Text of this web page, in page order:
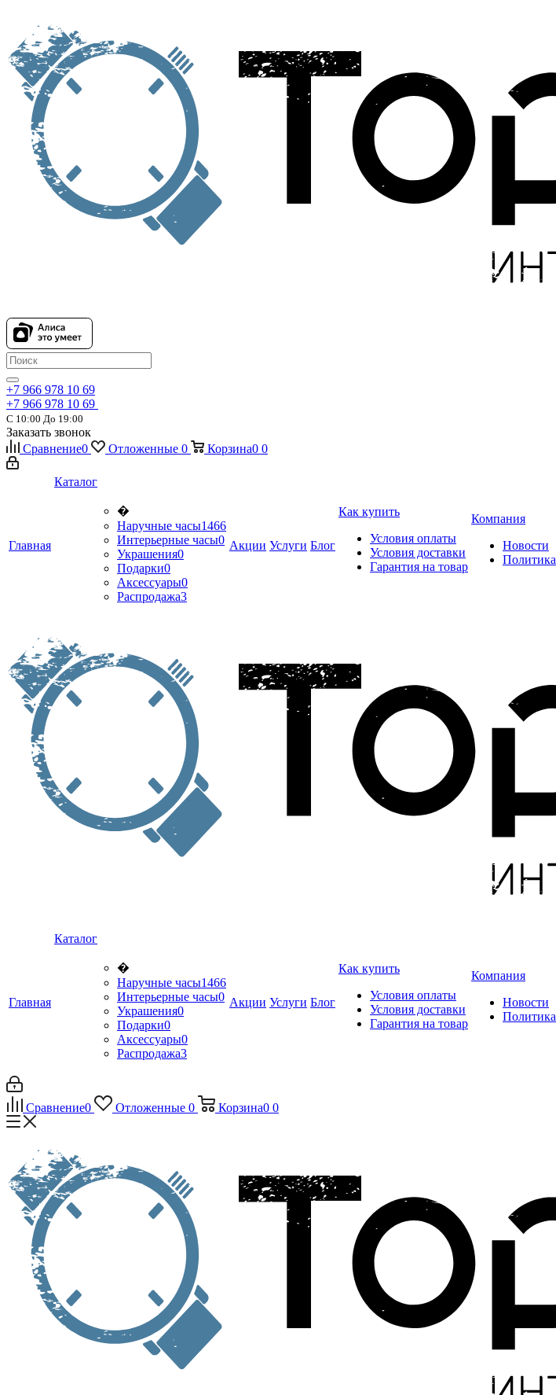
+7 966 978 10 69
+7 966 978 10 69
С 10:00 До 19:00
Заказать звонок
Сравнение0 Отложенные 0 Корзина0 0
Главная
Каталог
�
Наручные часы1466
Интерьерные часы0
Украшения0
Подарки0
Аксессуары0
Распродажа3
Акции Услуги Блог
Как купить
Условия оплаты
Условия доставки
Гарантия на товар
Компания
Новости
Политика
Главная
Каталог
�
Наручные часы1466
Интерьерные часы0
Украшения0
Подарки0
Аксессуары0
Распродажа3
Акции Услуги Блог
Как купить
Условия оплаты
Условия доставки
Гарантия на товар
Компания
Новости
Политика
Сравнение0 Отложенные 0 Корзина0 0